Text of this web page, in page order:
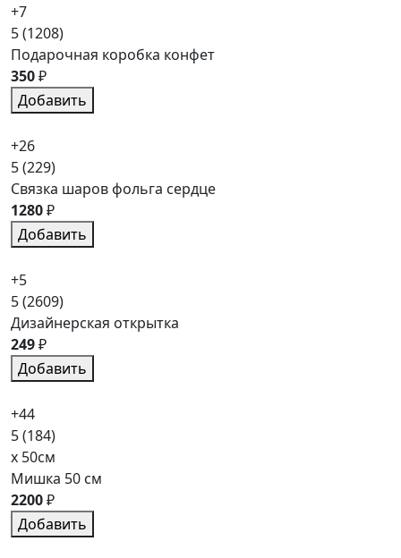
+7
5(1208)
Подарочная коробка конфет
350₽
Добавить
+26
5(229)
Связка шаров фольга сердце
1280₽
Добавить
+5
5(2609)
Дизайнерская открытка
249₽
Добавить
+44
5(184)
x 50см
Мишка 50 см
2200₽
Добавить